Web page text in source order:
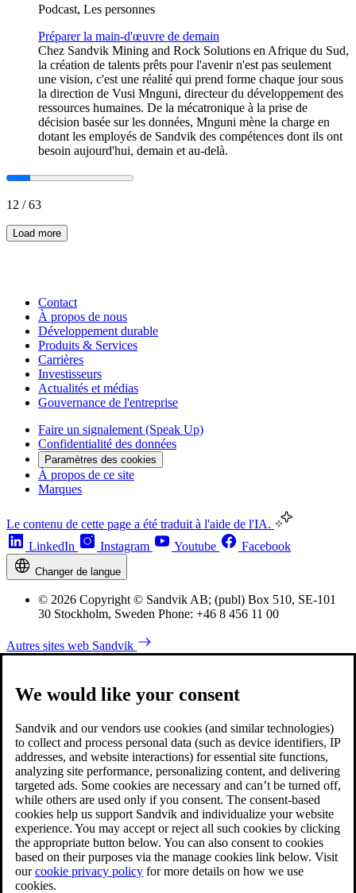
Podcast, Les personnes
Préparer la main-d'œuvre de demain
Chez Sandvik Mining and Rock Solutions en Afrique du Sud,
la création de talents prêts pour l'avenir n'est pas seulement
une vision, c'est une réalité qui prend forme chaque jour sous
la direction de Vusi Mnguni, directeur du développement des
ressources humaines. De la mécatronique à la prise de
décision basée sur les données, Mnguni mène la charge en
dotant les employés de Sandvik des compétences dont ils ont
besoin aujourd'hui, demain et au-delà.
12 /63
Load more
Contact
À propos de nous
Développement durable
Produits & Services
Carrières
Investisseurs
Actualités et médias
Gouvernance de l'entreprise
Faire un signalement (Speak Up)
Confidentialité des données
Paramètres des cookies
À propos de ce site
Marques
Le contenu de cette page a été traduit à l'aide de l'IA.
LinkedIn
Instagram Youtube Facebook
Changer de langue
© 2026 Copyright © Sandvik AB; (publ) Box 510, SE-101
30 Stockholm, Sweden Phone: +46 8 456 11 00
Autres sites web Sandvik
We would like your consent
Sandvik and our vendors use cookies (and similar technologies)
to collect and process personal data (such as device identifiers, IP
addresses, and website interactions) for essential site functions,
analyzing site performance, personalizing content, and delivering
targeted ads. Some cookies are necessary and can’t be turned off,
while others are used only if you consent. The consent-based
cookies help us support Sandvik and individualize your website
experience. You may accept or reject all such cookies by clicking
the appropriate button below. You can also consent to cookies
based on their purposes via the manage cookies link below. Visit
ourcookie privacy policy for more details on how we use
cookies.